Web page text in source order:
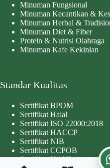
Minuman Fungsional
Minuman Kecantikan &
Minuman Herbal &
Minuman Diet & Fiber
Protein & Nutrisi Olahraga
Minuman Kafe Kekinian
Standar Kualitas
Sertifikat BPOM
Sertifikat Halal
Sertifikat ISO 22000:2018
Sertifikat HACCP
Sertifikat NIB
Sertifikat CCPOB
Sertifikat HAKI